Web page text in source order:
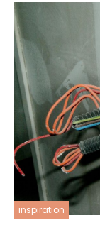
inspiration